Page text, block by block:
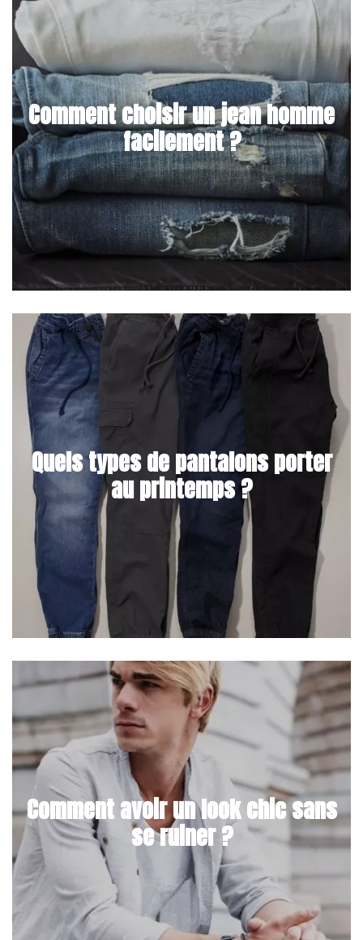
Comment choisir un jean homme
facilement ?
Quels types de pantalons porter
au printemps ?
Comment avoir un look chic sans
se ruiner ?